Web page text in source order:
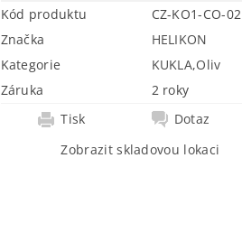
Kód produktu
CZ-KO1-CO-02
Značka
HELIKON
Kategorie
KUKLA,Oliv
Záruka
2 roky
Tisk
Dotaz
Zobrazit skladovou lokaci